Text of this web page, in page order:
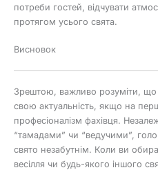
потреби гостей, відчувати
протягом усього свята.
Висновок
Зрештою, важливо розуміти, що
свою актуальність, якщо на
професіоналізм фахівця.
“тамадами” чи “ведучими”,
свято незабутнім. Коли ви
весілля чи будь-якого іншого